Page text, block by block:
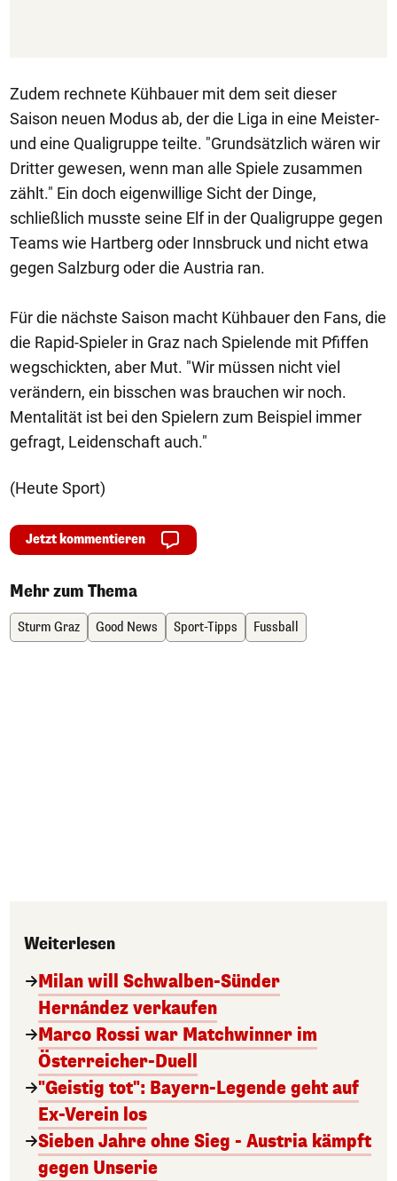
Zudem rechnete Kühbauer mit dem seit dieser
Saison neuen Modus ab, der die Liga in eine Meister-
und eine Qualigruppe teilte. "Grundsätzlich wären wir
Dritter gewesen, wenn man alle Spiele zusammen
zählt." Ein doch eigenwillige Sicht der Dinge,
schließlich musste seine Elf in der Qualigruppe gegen
Teams wie Hartberg oder Innsbruck und nicht etwa
gegen Salzburg oder die Austria ran.
Für die nächste Saison macht Kühbauer den Fans, die
die Rapid-Spieler in Graz nach Spielende mit Pfiffen
wegschickten, aber Mut. "Wir müssen nicht viel
verändern, ein bisschen was brauchen wir noch.
Mentalität ist bei den Spielern zum Beispiel immer
gefragt, Leidenschaft auch."
(Heute Sport)
Jetzt kommentieren
Mehr zum Thema
Sturm Graz Good News Sport-Tipps Fussball
Weiterlesen
Milan will Schwalben-Sünder
Hernández verkaufen
Marco Rossi war Matchwinner im
Österreicher-Duell
"Geistig tot": Bayern-Legende geht auf
Ex-Verein los
Sieben Jahre ohne Sieg - Austria kämpft
gegen Unserie